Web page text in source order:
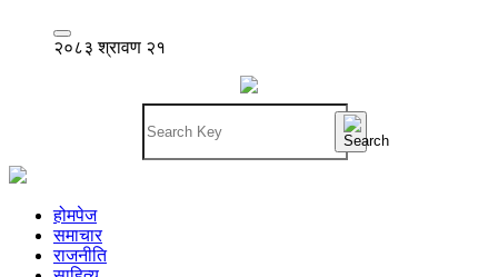
२०८३ श्रावण २१
होमपेज
समाचार
राजनीति